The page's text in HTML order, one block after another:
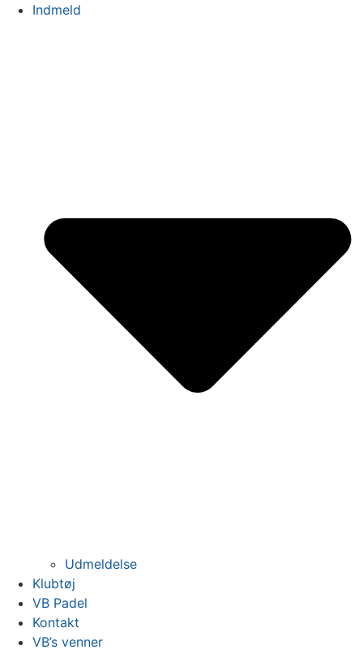
Indmeld
Udmeldelse
Klubtøj
VB Padel
Kontakt
VB’s venner